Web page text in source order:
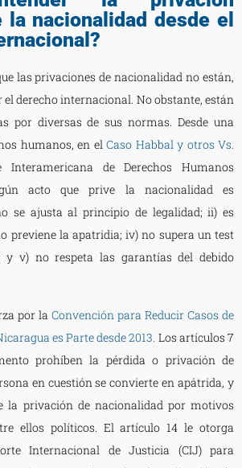
nacionalidad desde el
las privaciones de nacionalidad no están,
el derecho internacional. No obstante, están
por diversas de sus normas. Desde una
humanos, en el Caso Habbal y otros Vs.
de Derechos Humanos
acto que prive la nacionalidad es
se ajusta al principio de legalidad; ii) es
previene la apatridia; iv) no supera un test
y v) no respeta las garantías del debido
por la Convención para Reducir Casos de
es Parte desde 2013. Los artículos 7
prohíben la pérdida o privación de
en cuestión se convierte en apátrida, y
la privación de nacionalidad por motivos
ellos políticos. El artículo 14 le otorga
Internacional de Justicia (CIJ) para